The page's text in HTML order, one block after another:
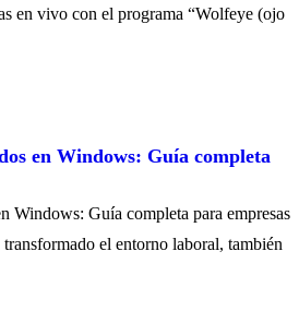
en vivo con el programa “Wolfeye (ojo
en Windows: Guía completa
Windows: Guía completa para empresas
el entorno laboral, también